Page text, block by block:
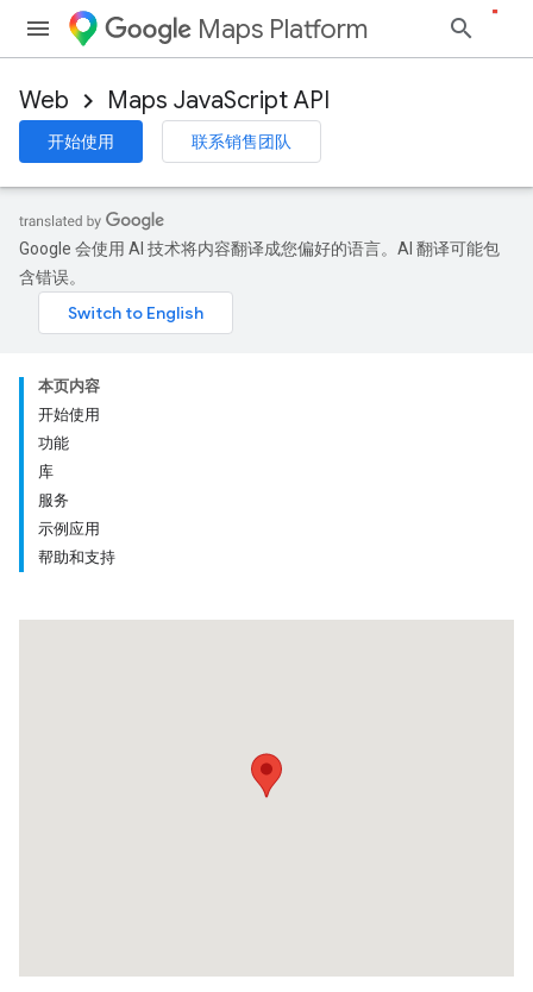
Maps Platform
Web Maps JavaScript API
开始使用 联系销售团队
Google 会使用 AI 技术将内容翻译成您偏好的语言。AI 翻译可能包
含错误。
本页内容
开始使用
功能
库
服务
示例应用
帮助和支持